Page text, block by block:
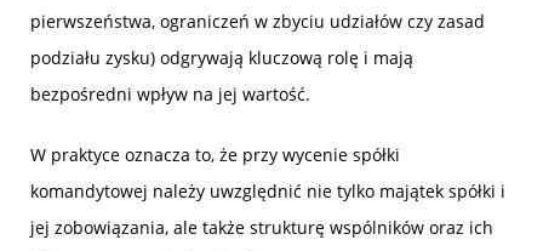
pierwszeństwa, ograniczeń w zbyciu udziałów czy zasad
podziału zysku) odgrywają kluczową rolę i mają
bezpośredni wpływ na jej wartość.
W praktyce oznacza to, że przy wycenie spółki
komandytowej należy uwzględnić nie tylko majątek spółki i
jej zobowiązania, ale także strukturę wspólników oraz ich